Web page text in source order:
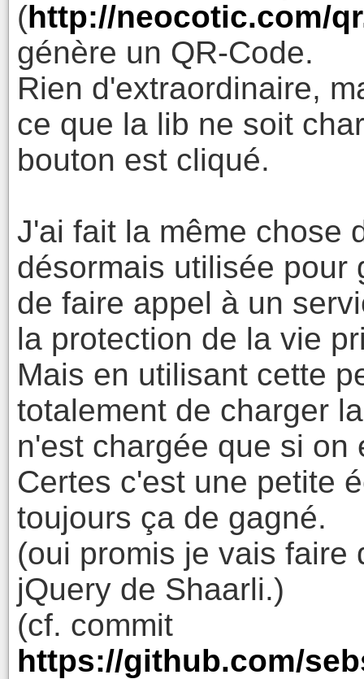
(http://neocotic.com/
génère un QR-Code.
Rien d'extraordinaire,
ce que la lib ne soit
bouton est cliqué.
J'ai fait la même chose
désormais utilisée pour
de faire appel à un
la protection de la vie
Mais en utilisant cette
totalement de charger
n'est chargée que si on
Certes c'est une petite
toujours ça de gagné.
(oui promis je vais faire
jQuery de Shaarli.)
(cf. commit
https://github.com/